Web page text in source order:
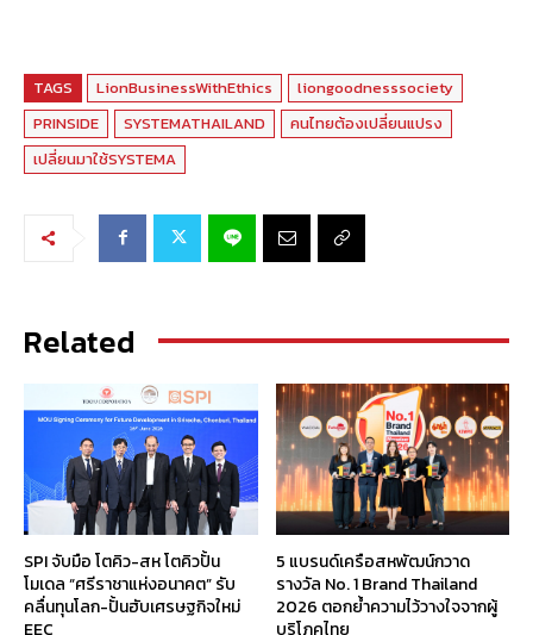
TAGS LionBusinessWithEthics
liongoodnesssociety
PRINSIDE
SYSTEMATHAILAND
คนไทยต้องเปลี่ยนแปรง
เปลี่ยนมาใช้SYSTEMA
Related
SPI จับมือ โตคิว-สห โตคิวปั้น
โมเดล “ศรีราชาแห่งอนาคต” รับ
คลื่นทุนโลก-ปั้นฮับเศรษฐกิจใหม่
5 แบรนด์เครือสหพัฒน์กวาด
รางวัล No. 1 Brand Thailand
2026 ตอกย้ำความไว้วางใจจากผู้